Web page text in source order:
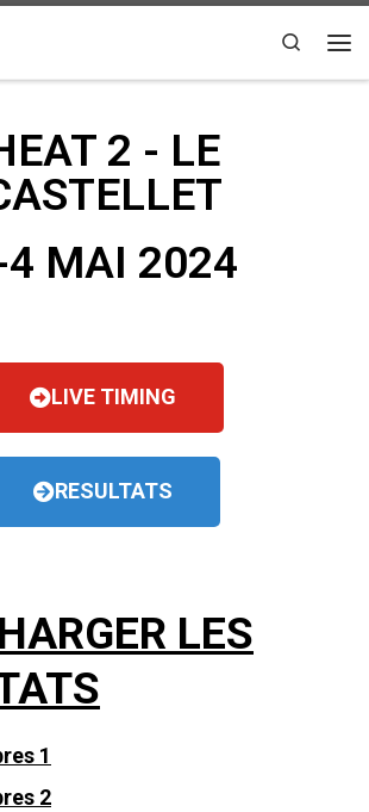
Search
2 - LE
MAI 2024
LIVE TIMING
RESULTATS
LES
1
2